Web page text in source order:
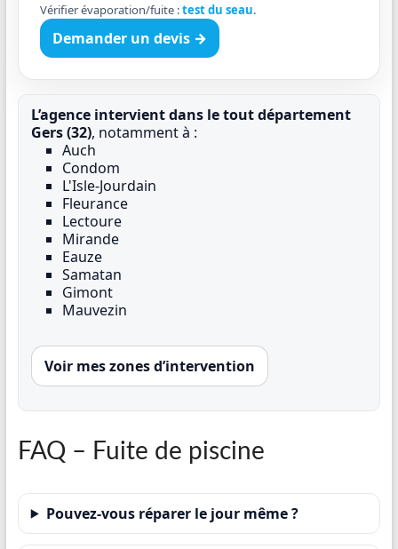
Vérifier évaporation/fuite :test du seau.
Demander un devis →
L’agence intervient dans le tout département
Gers (32), notamment à :
Auch
Condom
L'Isle-Jourdain
Fleurance
Lectoure
Mirande
Eauze
Samatan
Gimont
Mauvezin
Voir mes zones d’intervention
FAQ – Fuite de piscine
Pouvez-vous réparer le jour même ?